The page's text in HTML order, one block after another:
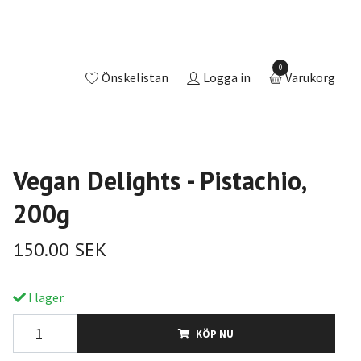
Önskelistan Logga in
0
Varukorg
Vegan Delights - Pistachio,
200g
150.00 SEK
I lager.
KÖP NU